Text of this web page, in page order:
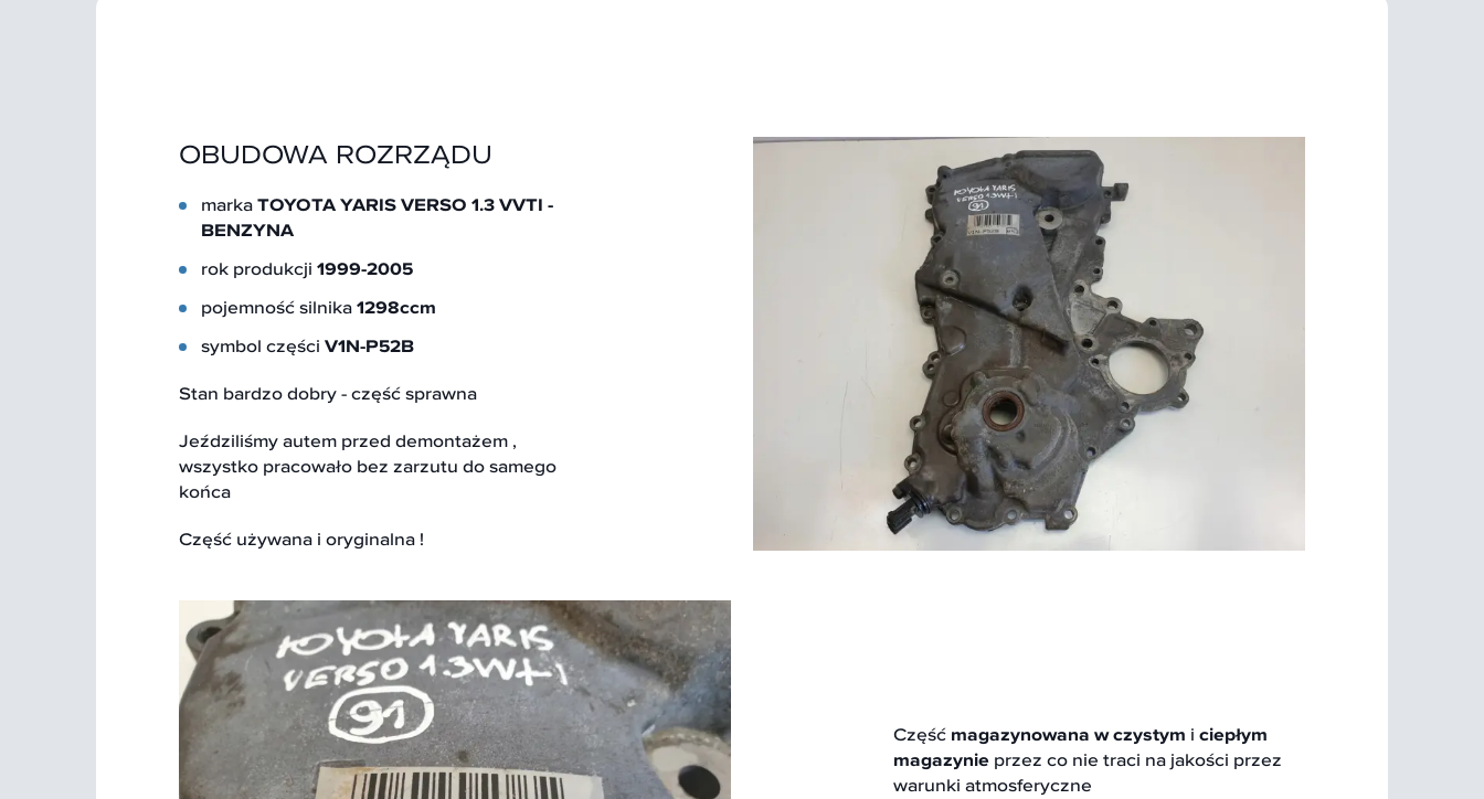
OBUDOWA ROZRZĄDU
markaTOYOTA YARIS VERSO 1.3 VVTI -
BENZYNA
rok produkcji 1999-2005
pojemność silnika1298ccm
symbol części V1N-P52B
Stan bardzo dobry - część sprawna
Jeździliśmy autem przed demontażem ,
wszystko pracowało bez zarzutu do samego
końca
Część używana i oryginalna !
Część magazynowana w czystym i ciepłym
magazynieprzez co nie traci na jakości przez
warunki atmosferyczne